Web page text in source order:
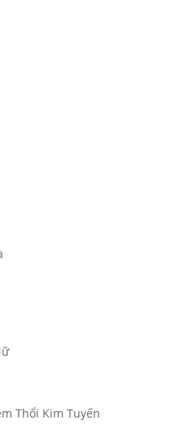
Thổi Kim Tuyến